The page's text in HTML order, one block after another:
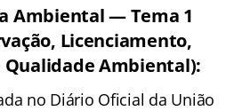
Ambiental — Tema 1
Licenciamento,
Ambiental):
no Diário Oficial da União